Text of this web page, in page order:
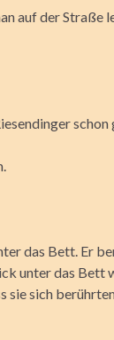
auf der Straße
schon
das Bett. Er
unter das Bett
sie sich